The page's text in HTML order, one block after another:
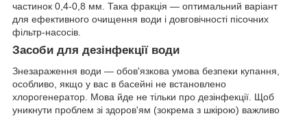
частинок 0,4-0,8 мм. Така фракція — оптимальний варіант
для ефективного очищення води і довговічності пісочних
фільтр-насосів.
Засоби для дезінфекції води
Знезараження води — обов'язкова умова безпеки купання,
особливо, якщо у вас в басейні не встановлено
хлорогенератор. Мова йде не тільки про дезінфекції. Щоб
уникнути проблем зі здоров'ям (зокрема з шкірою) важливо